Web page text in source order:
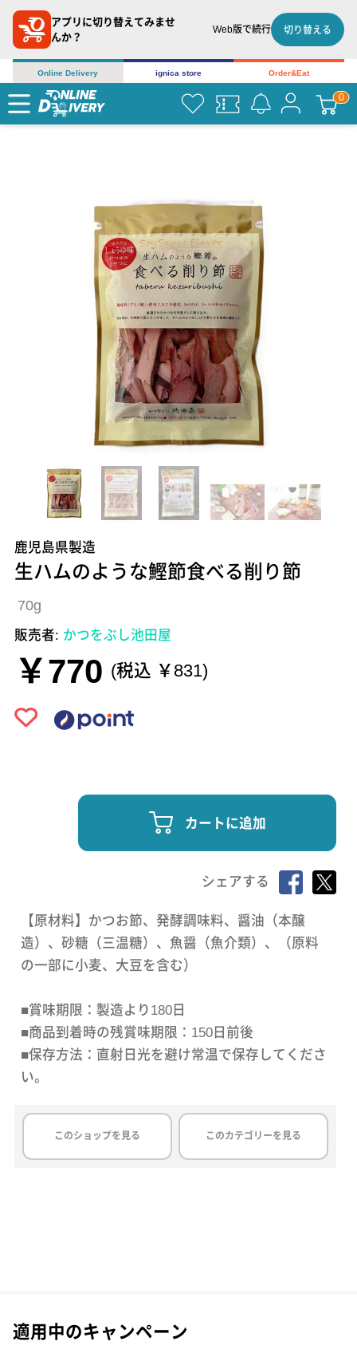
アプリに切り替えてみませ
んか？
Web版で続行 切り替える
Online Delivery ignica store Order&Eat
鹿児島県製造
生ハムのような鰹節食べる削り節
70g
販売者: かつをぶし池田屋
￥770 (税込 ￥831)
カートに追加
シェアする
【原材料】かつお節、発酵調味料、醤油（本醸
造）、砂糖（三温糖）、魚醤（魚介類）、（原料
の一部に小麦、大豆を含む）
■賞味期限：製造より180日
■商品到着時の残賞味期限：150日前後
■保存方法：直射日光を避け常温で保存してくださ
い。
このショップを見る このカテゴリーを見る
適用中のキャンペーン